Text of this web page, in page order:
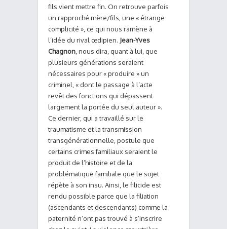
fils vient mettre fin. On retrouve parfois
un rapproché mère/fils, une « étrange
complicité », ce qui nous ramène à
l’idée du rival œdipien. Jean-Yves
Chagnon , nous dira, quant à lui, que
plusieurs générations seraient
nécessaires pour « produire » un
criminel, « dont le passage à l’acte
revêt des fonctions qui dépassent
largement la portée du seul auteur ».
Ce dernier, qui a travaillé sur le
traumatisme et la transmission
transgénérationnelle, postule que
certains crimes familiaux seraient le
produit de l’histoire et de la
problématique familiale que le sujet
répète à son insu. Ainsi, le filicide est
rendu possible parce que la filiation
(ascendants et descendants) comme la
paternité n’ont pas trouvé à s’inscrire